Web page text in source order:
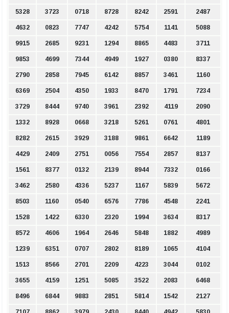
5328 3723 0718 8728 8242 2591 2487
4632 0823 7747 4242 5754 1141 5088
9915 2685 9231 1294 8865 4483 3711
9853 4699 7344 4949 1927 0380 8337
2790 2858 7945 6142 8857 3461 1160
6369 2504 4350 1933 8470 1791 7234
3729 8444 9740 3961 2392 4119 2090
1332 8928 0668 3218 5261 0761 4801
8282 2615 3929 3188 9861 6642 1189
4429 2409 2751 0056 7554 2857 8137
1561 8377 0132 2139 8944 7332 0166
3462 2580 4336 5237 1167 5839 5672
8503 1160 0540 6576 7786 4548 2241
1528 1422 6330 2320 1994 3634 8317
8572 4606 1964 2646 5848 1882 4989
1239 6351 0707 2802 8189 1065 4104
1513 8566 2701 2209 4223 3044 0102
3655 4159 1251 5085 3522 2083 6468
8496 6844 9883 2851 5814 1542 2127